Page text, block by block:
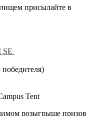
присылайте в
SE
Tent
розыгрыше призов